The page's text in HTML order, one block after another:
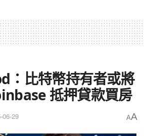
：比特幣持有者或將
抵押貸款買房
06-29 AA